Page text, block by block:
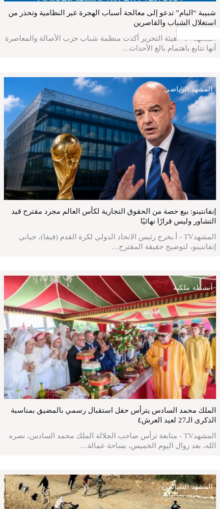
شبيبة “البام” تدعو إلى معالجة أسباب الهجرة غير النظامية وتحذر من
استغلال الشباب والقاصرين
المشهدTV - هيئة التحرير أكدت منظمة شباب حزب الأصالة والمعاصرة
أنها تتابع باهتمام بالغ الأحداث…
المشهد الرياضي
إنفانتينو: بيع حصة من الحقوق التجارية لكأس العالم مجرد مقترح قيد
التشاور وليس قرارًا نهائيًا
المشهدTV - أ.بخرج رئيس الاتحاد الدولي لكرة القدم (فيفا)، جياني
إنفانتينو، لتوضيح حقيقة المقترح…
أنشطة ملكية
الملك محمد السادس يترأس حفل استقبال رسمي بالمضيق بمناسبة
الذكرى الـ27 لعيد العرش٤
المشهدTV - متابعة ترأس صاحب الجلالة الملك محمد السادس، نصره
الله، بعد زوال اليوم الخميس، بساحة عمالة…
المشهد السياسي